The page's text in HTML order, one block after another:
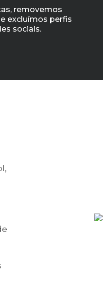
removemos
excluímos perfis
sociais.